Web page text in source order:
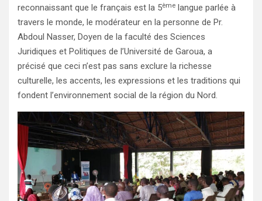
reconnaissant que le français est la 5ème langue parlée à
travers le monde, le modérateur en la personne de Pr.
Abdoul Nasser, Doyen de la faculté des Sciences
Juridiques et Politiques de l’Université de Garoua, a
précisé que ceci n’est pas sans exclure la richesse
culturelle, les accents, les expressions et les traditions qui
fondent l’environnement social de la région du Nord.